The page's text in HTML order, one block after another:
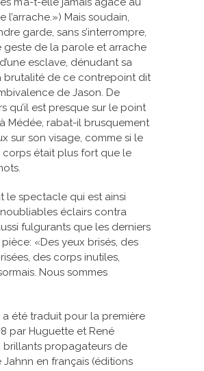
l’arrache.») Mais soudain,
garde, sans s’interrompre,
geste de la parole et arrache
esclave, dénudant sa
brutalité de ce contrepoint dit
de Jason. De
qu’il est presque sur le point
Médée, rabat-il brusquement
sur son visage, comme si le
était plus fort que le
le spectacle qui est ainsi
éclairs contra
fulgurants que les derniers
«Des yeux brisés, des
des corps inutiles,
Nous sommes
a été traduit pour la première
par Huguette et René
brillants propagateurs de
Jahnn en français (éditions